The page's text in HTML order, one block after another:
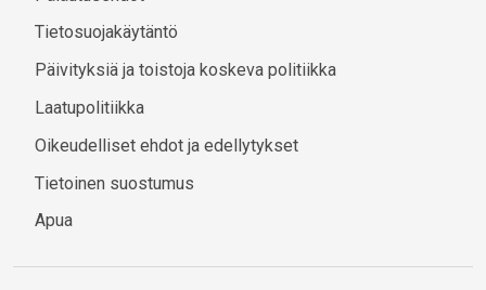
Tietosuojakäytäntö
Päivityksiä ja toistoja koskeva politiikka
Laatupolitiikka
Oikeudelliset ehdot ja edellytykset
Tietoinen suostumus
Apua